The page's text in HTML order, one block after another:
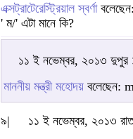
এক্সট্রাটেরেস্ট্রিয়াল স্বর্ণাবলেছেন:
' ম/' এটা মানে কি?
১১ ই নভেম্বর, ২০১৩ দুপুর
মাননীয় মন্ত্রী মহোদয় বলেছেন:
৯|
১১ ই নভেম্বর, ২০১৩